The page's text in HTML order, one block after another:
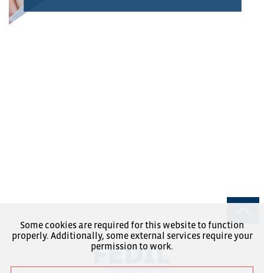
Some cookies are required for this website to function
properly. Additionally, some external services require your
permission to work.